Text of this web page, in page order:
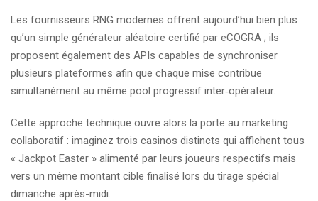
Les fournisseurs RNG modernes offrent aujourd’hui bien plus
qu’un simple générateur aléatoire certifié par eCOGRA ; ils
proposent également des APIs capables de synchroniser
plusieurs plateformes afin que chaque mise contribue
simultanément au même pool progressif inter‐opérateur.
Cette approche technique ouvre alors la porte au marketing
collaboratif : imaginez trois casinos distincts qui affichent tous
« Jackpot Easter » alimenté par leurs joueurs respectifs mais
vers un même montant cible finalisé lors du tirage spécial
dimanche après-midi.